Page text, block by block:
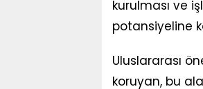
kurulması ve
potansiyeline
Uluslararası
koruyan, bu